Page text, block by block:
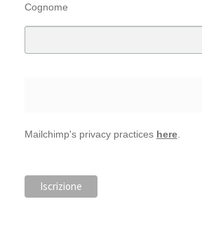
Cognome
Mailchimp's privacy practices here.